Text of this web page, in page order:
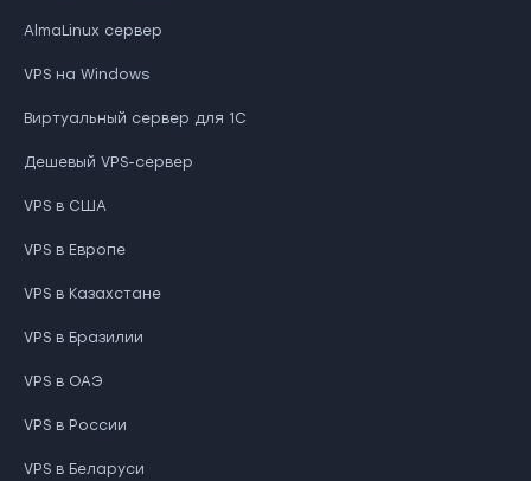
AlmaLinux сервер
VPS на Windows
Виртуальный сервер для 1С
Дешевый VPS-сервер
VPS в США
VPS в Европе
VPS в Казахстане
VPS в Бразилии
VPS в ОАЭ
VPS в России
VPS в Беларуси